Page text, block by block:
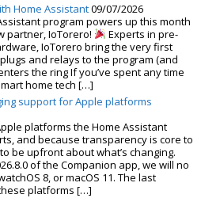
Home Assistant09/07/2026
program powers up this month
partner, IoTorero!
Experts in pre-
IoTorero bring the very first
and relays to the program (and
the ring If you’ve spent any time
home tech […]
support for Apple platforms
platforms the Home Assistant
and because transparency is core to
be upfront about what’s changing.
of the Companion app, we will no
8, or macOS 11. The last
platforms […]